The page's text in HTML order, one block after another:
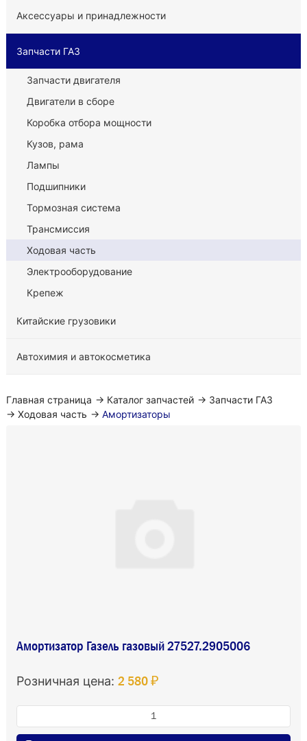
Аксессуары и принадлежности
Запчасти ГАЗ
Запчасти двигателя
Двигатели в сборе
Коробка отбора мощности
Кузов, рама
Лампы
Подшипники
Тормозная система
Трансмиссия
Ходовая часть
Электрооборудование
Крепеж
Китайские грузовики
Автохимия и автокосметика
Главная страница → Каталог запчастей → Запчасти ГАЗ
→ Ходовая часть → Амортизаторы
Амортизатор Газель газовый 27527.2905006
Розничная цена: 2 580 ₽